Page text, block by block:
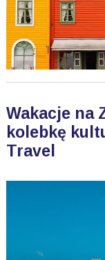
Wakacje na
kolebkę
Travel